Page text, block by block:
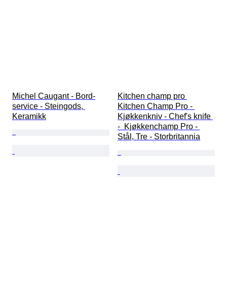
Michel Caugant - Bord-
service - Steingods,
Keramikk
Kitchen champ pro
Kitchen Champ Pro -
Kjøkkenkniv - Chef's knife
-  Kjøkkenchamp Pro -
Stål, Tre - Storbritannia